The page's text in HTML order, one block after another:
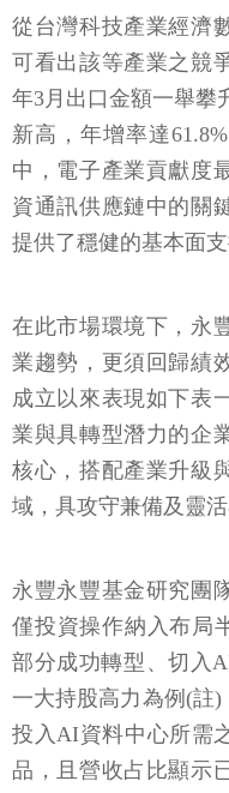
從台灣科技產業經濟
可看出該等產業之競
年3月出口金額一舉攀
新高，年增率達
中，電子產業貢獻度
資通訊供應鏈中的關
提供了穩健的基本面支
在此市場環境下，永
業趨勢，更須回歸績
成立以來表現如下表
業與具轉型潛力的企
核心，搭配產業升級
域，具攻守兼備及靈活
永豐永豐基金研究團
僅投資操作納入布局
部分成功轉型、切入
一大持股高力為例(註
投入AI資料中心所需
品，且營收占比顯示